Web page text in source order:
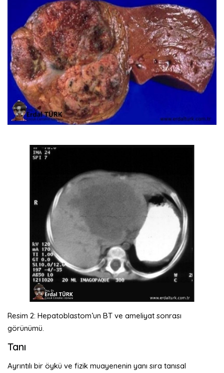
Resim 2: Hepatoblastom’un BT ve ameliyat sonrası
görünümü.
Tanı
Ayrıntılı bir öykü ve fizik muayenenin yanı sıra tanısal